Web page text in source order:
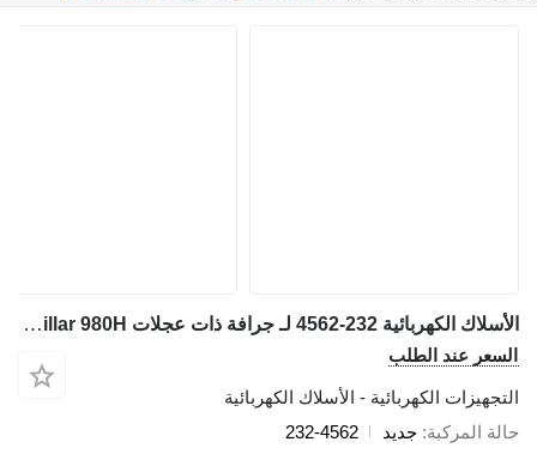
الأسلاك الكهربائية 232-4562 لـ جرافة ذات عجلات Caterpillar 980H
السعر عند الطلب
التجهيزات الكهربائية - الأسلاك الكهربائية
حالة المركبة جديد
232-4562